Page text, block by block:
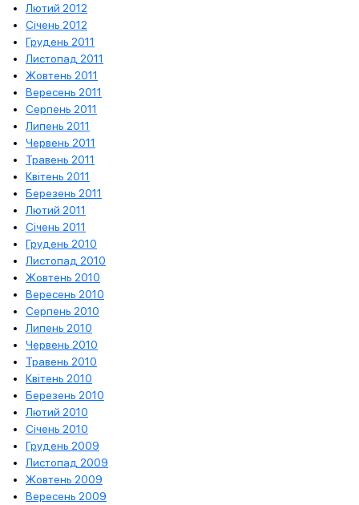
Лютий 2012
Січень 2012
Грудень 2011
Листопад 2011
Жовтень 2011
Вересень 2011
Серпень 2011
Липень 2011
Червень 2011
Травень 2011
Квітень 2011
Березень 2011
Лютий 2011
Січень 2011
Грудень 2010
Листопад 2010
Жовтень 2010
Вересень 2010
Серпень 2010
Липень 2010
Червень 2010
Травень 2010
Квітень 2010
Березень 2010
Лютий 2010
Січень 2010
Грудень 2009
Листопад 2009
Жовтень 2009
Вересень 2009